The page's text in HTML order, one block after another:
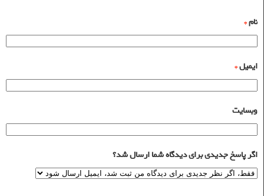
نام*
ایمیل*
وبسایت
اگر پاسخ جدیدی برای دیدگاه شما ارسال شد؟